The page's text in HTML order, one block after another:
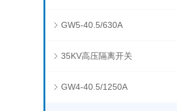
GW5-40.5/630A
35KV高压隔离开关
GW4-40.5/1250A